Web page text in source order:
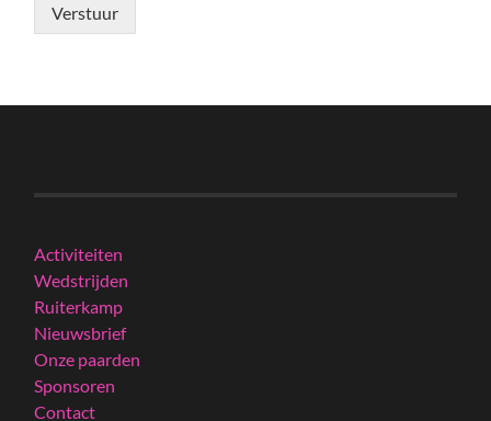
Verstuur
Activiteiten
Wedstrijden
Ruiterkamp
Nieuwsbrief
Onze paarden
Sponsoren
Contact